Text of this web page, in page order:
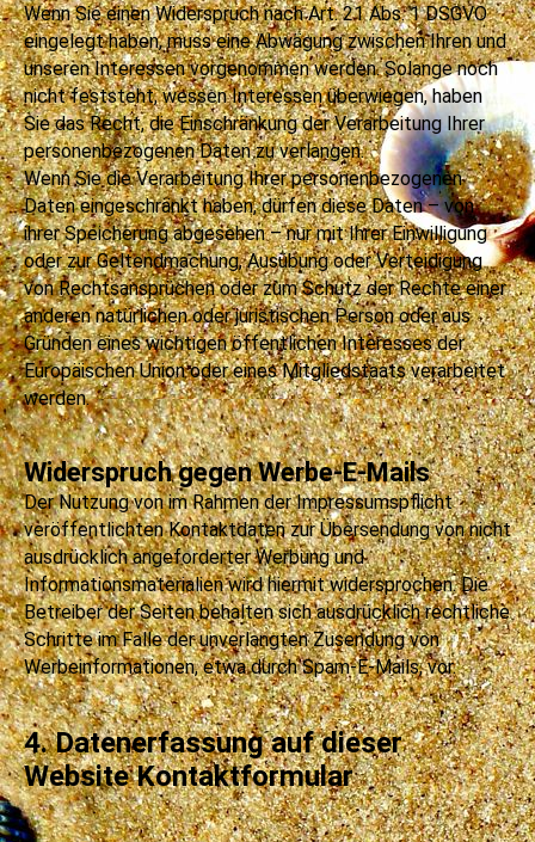
Wenn Sie einen Widerspruch nach Art. 21 Abs. 1 DSGVO
eingelegt haben, muss eine Abwägung zwischen Ihren und
unseren Interessen vorgenommen werden. Solange noch
nicht feststeht, wessen Interessen überwiegen, haben
Sie das Recht, die Einschränkung der Verarbeitung Ihrer
personenbezogenen Daten zu verlangen.
Wenn Sie die Verarbeitung Ihrer personenbezogenen
Daten eingeschränkt haben, dürfen diese Daten – von
ihrer Speicherung abgesehen – nur mit Ihrer Einwilligung
oder zur Geltendmachung, Ausübung oder Verteidigung
von Rechtsansprüchen oder zum Schutz der Rechte einer
anderen natürlichen oder juristischen Person oder aus
Gründen eines wichtigen öffentlichen Interesses der
Europäischen Union oder eines Mitgliedstaats verarbeitet
werden.
Widerspruch gegen Werbe-E-Mails
Der Nutzung von im Rahmen der Impressumspflicht
veröffentlichten Kontaktdaten zur Übersendung von nicht
ausdrücklich angeforderter Werbung und
Informationsmaterialien wird hiermit widersprochen. Die
Betreiber der Seiten behalten sich ausdrücklich rechtliche
Schritte im Falle der unverlangten Zusendung von
Werbeinformationen, etwa durch Spam-E-Mails, vor.
4. Datenerfassung auf dieser
Website Kontaktformular